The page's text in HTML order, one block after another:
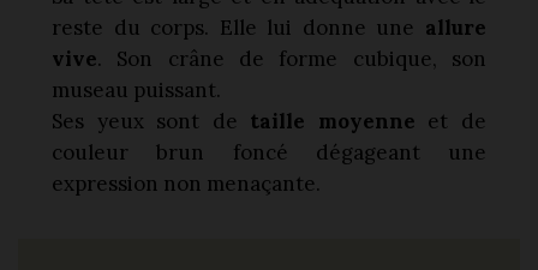
reste du corps. Elle lui donne une allure
vive. Son crâne de forme cubique, son
museau puissant.
Ses yeux sont de taille moyenne et de
couleur brun foncé dégageant une
expression non menaçante.